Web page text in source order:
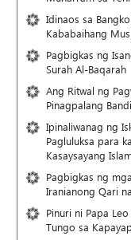
Idinaos sa
Kababaihang
Pagbigkas ng
Surah Al-Baqarah
Ang Ritwal ng
Pinagpalang
Ipinaliwanag ng
Pagluluksa para
Kasaysayang
Pagbigkas ng
Iranianong Qari
Pinuri ni Papa
Tungo sa